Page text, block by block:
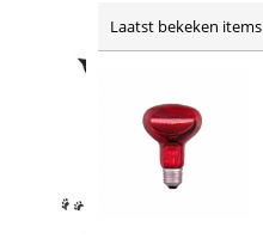
Laatst bekeken items